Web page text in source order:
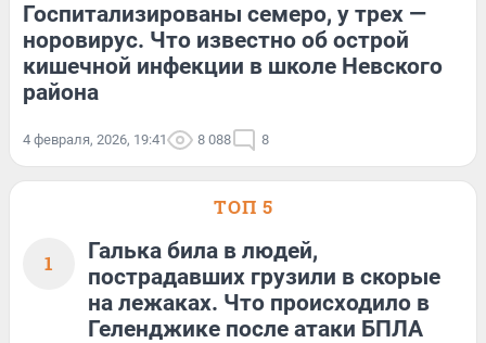
Госпитализированы семеро, у трех —
норовирус. Что известно об острой
кишечной инфекции в школе Невского
района
4 февраля, 2026, 19:41 8 088 8
ТОП 5
1
Галька била в людей,
пострадавших грузили в скорые
на лежаках. Что происходило в
Геленджике после атаки БПЛА